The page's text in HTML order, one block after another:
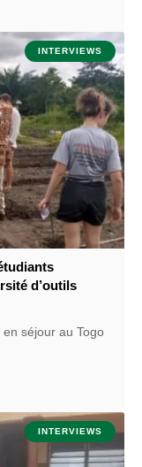
INTERVIEWS
d’outils
séjour au Togo
INTERVIEWS